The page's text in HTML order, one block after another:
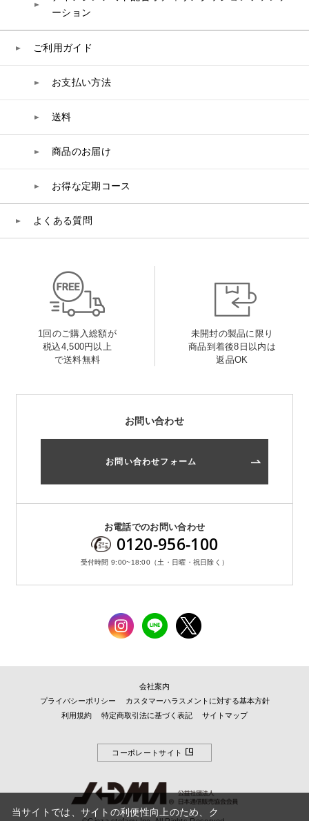
ーション
ご利用ガイド
お支払い方法
送料
商品のお届け
お得な定期コース
よくある質問
1回のご購入総額が
税込4,500円以上
で送料無料
未開封の製品に限り
商品到着後8日以内は
返品OK
お問い合わせ
お問い合わせフォーム
お電話でのお問い合わせ
0120-956-100
受付時間 9:00~18:00（土・日曜・祝日除く）
会社案内
プライバシーポリシー
カスタマーハラスメントに対する基本方針
利用規約
特定商取引法に基づく表記 サイトマップ
コーポレートサイト
当サイトでは、サイトの利便性向上のため、ク